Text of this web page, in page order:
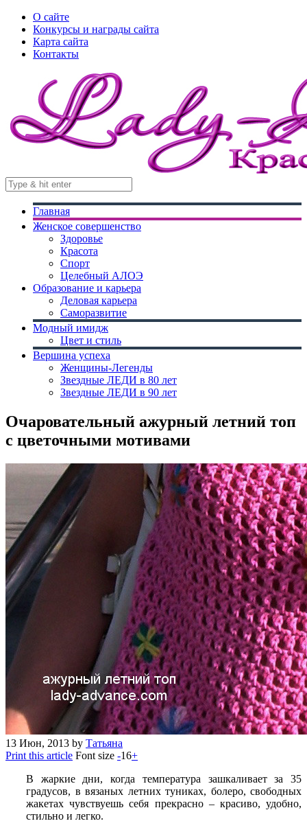
О сайте
Конкурсы и награды сайта
Карта сайта
Контакты
Главная
Женское совершенство
Здоровье
Красота
Спорт
Целебный АЛОЭ
Образование и карьера
Деловая карьера
Саморазвитие
Модный имидж
Цвет и стиль
Вершина успеха
Женщины-Легенды
Звездные ЛЕДИ в 80 лет
Звездные ЛЕДИ в 90 лет
Очаровательный ажурный летний топ
с цветочными мотивами
13 Июн, 2013 by Татьяна
Print this article Font size -16+
В жаркие дни, когда температура зашкаливает за 35
градусов, в вязаных летних туниках, болеро, свободных
жакетах чувствуешь себя прекрасно – красиво, удобно,
стильно и легко.